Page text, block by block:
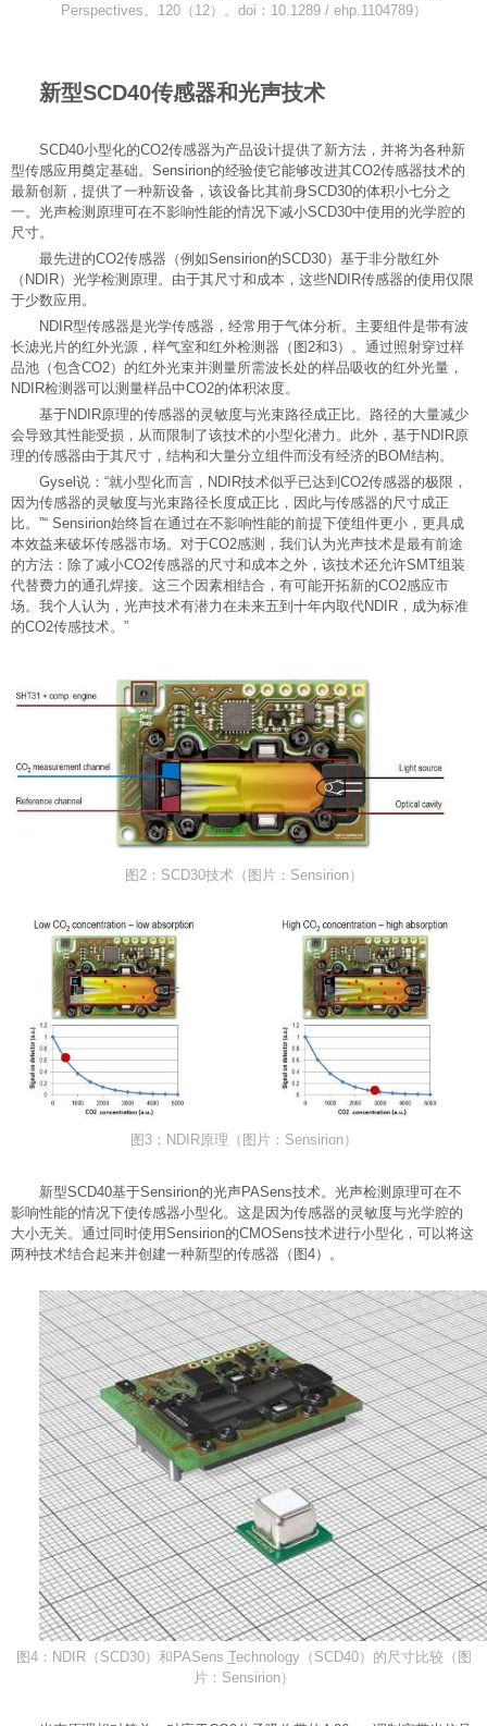
Perspectives。120（12）。doi：10.1289 / ehp.1104789）
新型SCD40传感器和光声技术
SCD40小型化的CO2传感器为产品设计提供了新方法，并将为各种新
型传感应用奠定基础。Sensirion的经验使它能够改进其CO2传感器技术的
最新创新，提供了一种新设备，该设备比其前身SCD30的体积小七分之
一。光声检测原理可在不影响性能的情况下减小SCD30中使用的光学腔的
尺寸。
最先进的CO2传感器（例如Sensirion的SCD30）基于非分散红外
（NDIR）光学检测原理。由于其尺寸和成本，这些NDIR传感器的使用仅限
于少数应用。
NDIR型传感器是光学传感器，经常用于气体分析。主要组件是带有波
长滤光片的红外光源，样气室和红外检测器（图2和3）。通过照射穿过样
品池（包含CO2）的红外光束并测量所需波长处的样品吸收的红外光量，
NDIR检测器可以测量样品中CO2的体积浓度。
基于NDIR原理的传感器的灵敏度与光束路径成正比。路径的大量减少
会导致其性能受损，从而限制了该技术的小型化潜力。此外，基于NDIR原
理的传感器由于其尺寸，结构和大量分立组件而没有经济的BOM结构。
Gysel说：“就小型化而言，NDIR技术似乎已达到CO2传感器的极限，
因为传感器的灵敏度与光束路径长度成正比，因此与传感器的尺寸成正
比。”“ Sensirion始终旨在通过在不影响性能的前提下使组件更小，更具成
本效益来破坏传感器市场。对于CO2感测，我们认为光声技术是最有前途
的方法：除了减小CO2传感器的尺寸和成本之外，该技术还允许SMT组装
代替费力的通孔焊接。这三个因素相结合，有可能开拓新的CO2感应市
场。我个人认为，光声技术有潜力在未来五到十年内取代NDIR，成为标准
的CO2传感技术。”
图2：SCD30技术（图片：Sensirion）
图3：NDIR原理（图片：Sensirion）
新型SCD40基于Sensirion的光声PASens技术。光声检测原理可在不
影响性能的情况下使传感器小型化。这是因为传感器的灵敏度与光学腔的
大小无关。通过同时使用Sensirion的CMOSens技术进行小型化，可以将这
两种技术结合起来并创建一种新型的传感器（图4）。
图4：NDIR（SCD30）和PASens Technology（SCD40）的尺寸比较（图
片：Sensirion）